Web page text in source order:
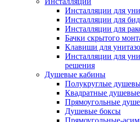
Инсталляции для
Инсталляции для
Инсталляции для
Бачки скрытого
Клавиши для
Инсталляции для
решения
Душевые кабины
Полукруглые
Квадратные
Прямоугольные
Душевые боксы
Прямоугольные-